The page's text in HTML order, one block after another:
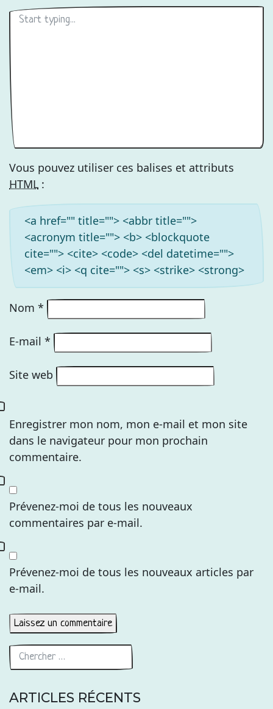
Vous pouvez utiliser ces balises et attributs
HTML :
<a href="" title=""> <abbr title="">
<acronym title=""> <b> <blockquote
cite=""> <cite> <code> <del datetime="">
<em> <i> <q cite=""> <s> <strike> <strong>
Nom *
E-mail *
Site web
Enregistrer mon nom, mon e-mail et mon site
dans le navigateur pour mon prochain
commentaire.
Prévenez-moi de tous les nouveaux
commentaires par e-mail.
Prévenez-moi de tous les nouveaux articles par
e-mail.
ARTICLES RÉCENTS